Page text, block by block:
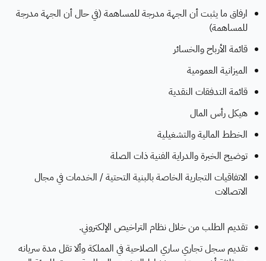
ارفاق ما يثبت أن الجهة مدرجة للمساهمة (في حال أن الجهة مدرجة
للمساهمة)
قائمة الأرباح والخسائر
الميزانية العمومية
قائمة التدفقات النقدية
هيكل رأس المال
الخطط المالية والتشغيلية
توضيح الخبرة والدراية الفنية ذات الصلة
الاتفاقيات التجارية الخاصة بالبنية التحتية / الخدمات في مجال
الاتصالات
تقديم الطلب من خلال نظام التراخيص الإلكتروني.
تقديم سجل تجاري ساري الصلاحية في المملكة وألا تقل مدة سريانه